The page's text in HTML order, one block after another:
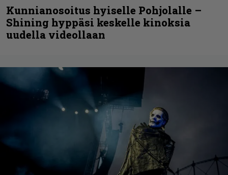
Kunnianosoitus hyiselle Pohjolalle –
Shining hyppäsi keskelle kinoksia
uudella videollaan